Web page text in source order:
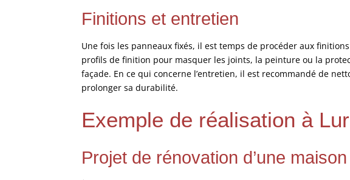
Finitions et entretien
Une fois les panneaux fixés, il est temps de procéder aux
profils de finition pour masquer les joints, la peinture ou la
façade. En ce qui concerne l’entretien, il est recommandé de
prolonger sa durabilité.
Exemple de réalisation à
Projet de rénovation d’une